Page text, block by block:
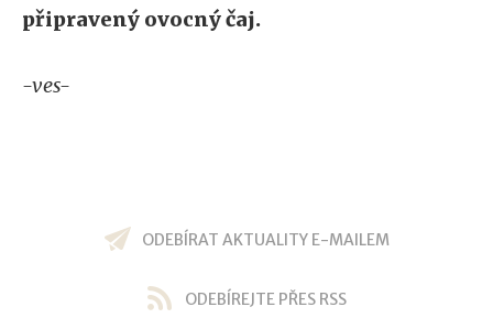
připravený ovocný čaj.
-ves-
ODEBÍRAT AKTUALITY E-MAILEM
ODEBÍREJTE PŘES RSS